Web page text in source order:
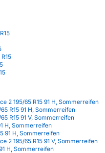
2 195/65 R15 91 H, Sommerreifen
R15 91 H, Sommerreifen
R15 91 V, Sommerreifen
H, Sommerreifen
91 H, Sommerreifen
2 195/65 R15 91 V, Sommerreifen
H, Sommerreifen